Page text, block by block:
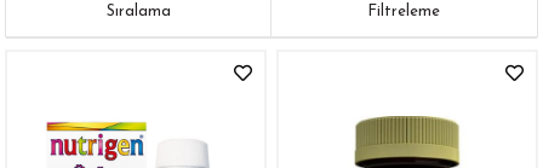
Filtreleme
Sıralama